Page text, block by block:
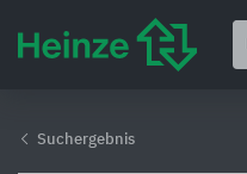
Suchergebnis